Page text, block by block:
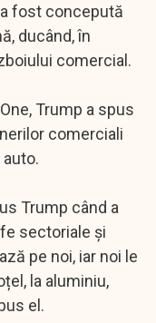
fost concepută
ducând, în
comercial.
Trump a spus
comerciali
Trump când a
sectoriale și
pe noi, iar noi le
la aluminiu,
el.